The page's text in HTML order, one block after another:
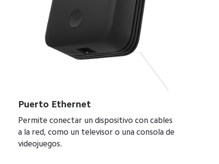
Puerto Ethernet
Permite conectar un dispositivo con cables
a la red, como un televisor o una consola de
videojuegos.